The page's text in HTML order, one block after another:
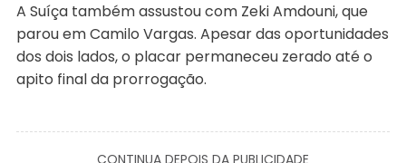
A Suíça também assustou com Zeki Amdouni, que
parou em Camilo Vargas. Apesar das oportunidades
dos dois lados, o placar permaneceu zerado até o
apito final da prorrogação.